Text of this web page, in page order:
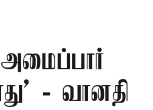
- வானதி